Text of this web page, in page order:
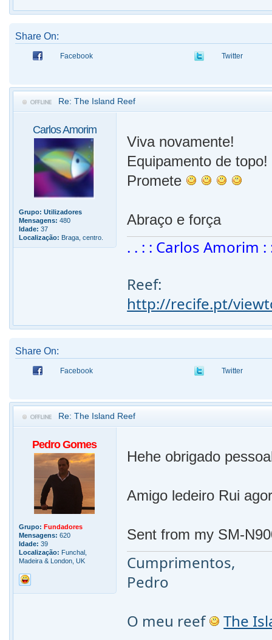
Share On:
Facebook Twitter
Re: The Island Reef
Carlos Amorim
Grupo: Utilizadores
Mensagens: 480
Idade: 37
Localização: Braga, centro.
Viva novamente!
Equipamento de topo!
Promete
Abraço e força
. . : : Carlos Amorim :
Reef:
http://recife.pt/
Share On:
Facebook Twitter
Re: The Island Reef
Pedro Gomes
Grupo: Fundadores
Mensagens: 620
Idade: 39
Localização: Funchal,
Madeira & London, UK
Hehe obrigado
Amigo ledeiro Rui
Sent from my SM-
Cumprimentos,
Pedro
O meu reef
The